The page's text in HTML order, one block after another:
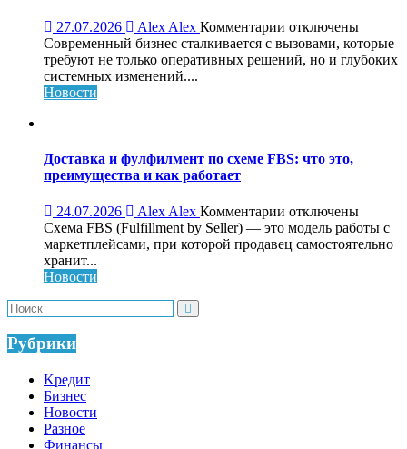
27.07.2026 Alex Alex Комментарии к
записи
Обучающий
что
работает
и
кому
нужен
отключены
Современный бизнес сталкивается с вызовами, которые
требуют не только оперативных решений, но и глубоких
системных изменений....
Новости
Доставка и фулфилмент по схеме FBS: что это,
преимущества и как работает
24.07.2026 Alex Alex Комментарии к
записи
Доставка
это,
отключены
Схема FBS (Fulfillment by Seller) — это модель работы с
маркетплейсами, при которой продавец самостоятельно
хранит...
Новости
Рубрики
Kредит
Бизнес
Новости
Разное
Финансы